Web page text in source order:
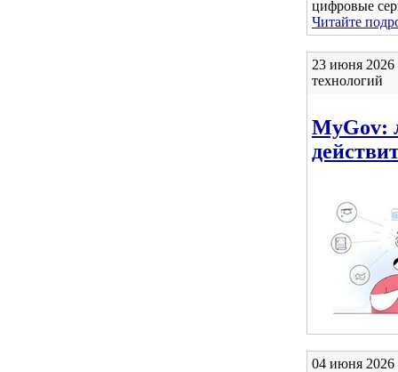
цифровые
Читайте
23 июня
технологий
MyGov:
04 июня